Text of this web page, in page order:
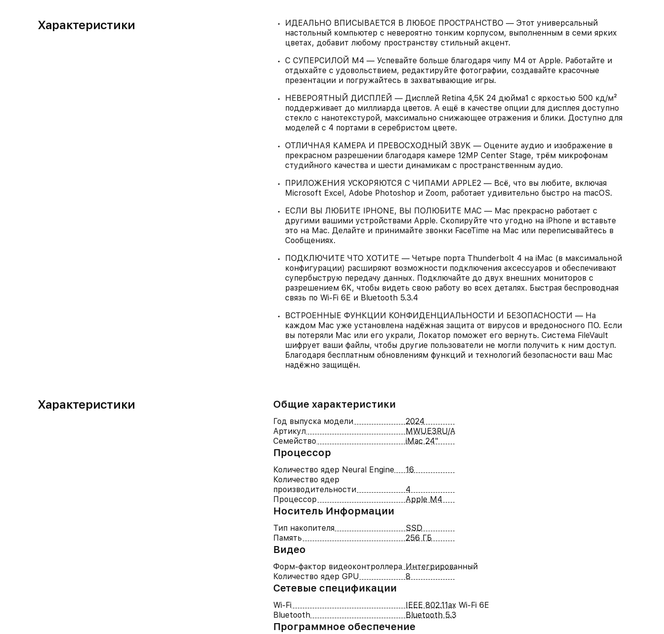
Характеристики
ИДЕАЛЬНО ВПИСЫВАЕТСЯ В ЛЮБОЕ ПРОСТРАНСТВО — Этот универсальный
настольный компьютер с невероятно тонким корпусом, выполненным в семи ярких
цветах, добавит любому пространству стильный акцент.
С СУПЕРСИЛОЙ M4 — Успевайте больше благодаря чипу M4 от Apple. Работайте и
отдыхайте с удовольствием, редактируйте фотографии, создавайте красочные
презентации и погружайтесь в захватывающие игры.
НЕВЕРОЯТНЫЙ ДИСПЛЕЙ — Дисплей Retina 4,5K 24 дюйма1 c яркостью 500 кд/м²
поддерживает до миллиарда цветов. А ещё в качестве опции для дисплея доступно
стекло с нанотекстурой, максимально снижающее отражения и блики. Доступно для
моделей с 4 портами в серебристом цвете.
ОТЛИЧНАЯ КАМЕРА И ПРЕВОСХОДНЫЙ ЗВУК — Оцените аудио и изображение в
прекрасном разрешении благодаря камере 12MP Center Stage, трём микрофонам
студийного качества и шести динамикам с пространственным аудио.
ПРИЛОЖЕНИЯ УСКОРЯЮТСЯ С ЧИПАМИ APPLE2 — Всё, что вы любите, включая
Microsoft Excel, Adobe Photoshop и Zoom, работает удивительно быстро на macOS.
ЕСЛИ ВЫ ЛЮБИТЕ IPHONE, ВЫ ПОЛЮБИТЕ MAC — Mac прекрасно работает с
другими вашими устройствами Apple. Скопируйте что угодно на iPhone и вставьте
это на Mac. Делайте и принимайте звонки FaceTime на Mac или переписывайтесь в
Сообщениях.
ПОДКЛЮЧИТЕ ЧТО ХОТИТЕ — Четыре порта Thunderbolt 4 на iMac (в максимальной
конфигурации) расширяют возможности подключения аксессуаров и обеспечивают
супербыструю передачу данных. Подключайте до двух внешних мониторов с
разрешением 6K, чтобы видеть свою работу во всех деталях. Быстрая беспроводная
связь по Wi‑Fi 6E и Bluetooth 5.3.4
ВСТРОЕННЫЕ ФУНКЦИИ КОНФИДЕНЦИАЛЬНОСТИ И БЕЗОПАСНОСТИ — На
каждом Mac уже установлена надёжная защита от вирусов и вредоносного ПО. Если
вы потеряли Mac или его украли, Локатор поможет его вернуть. Система FileVault
шифрует ваши файлы, чтобы другие пользователи не могли получить к ним доступ.
Благодаря бесплатным обновлениям функций и технологий безопасности ваш Mac
надёжно защищён.
Характеристики Общие характеристики
Год выпуска модели
2024
Артикул
MWUE3RU/A
Семейство
iMac 24"
Процессор
Количество ядер Neural Engine
16
Количество ядер
производительности
4
Процессор
Apple M4
Носитель Информации
Тип накопителя
SSD
Память
256 ГБ
Видео
Форм-фактор видеоконтроллера Интегрированный
Количество ядер GPU
8
Cетевые спецификации
Wi-Fi
IEEE 802.11ax Wi-Fi 6E
Bluetooth
Bluetooth 5.3
Программное обеспечение